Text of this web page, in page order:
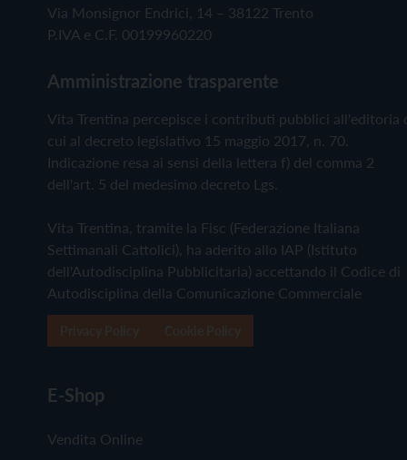
Via Monsignor Endrici, 14 – 38122 Trento
P.IVA e C.F. 00199960220
Amministrazione trasparente
Vita Trentina percepisce i contributi pubblici all'editoria
cui al decreto legislativo 15 maggio 2017, n. 70.
Indicazione resa ai sensi della lettera f) del comma 2
dell'art. 5 del medesimo decreto Lgs.
Vita Trentina, tramite la Fisc (Federazione Italiana
Settimanali Cattolici), ha aderito allo IAP (Istituto
dell'Autodisciplina Pubblicitaria) accettando il Codice di
Autodisciplina della Comunicazione Commerciale
E-Shop
Vendita Online